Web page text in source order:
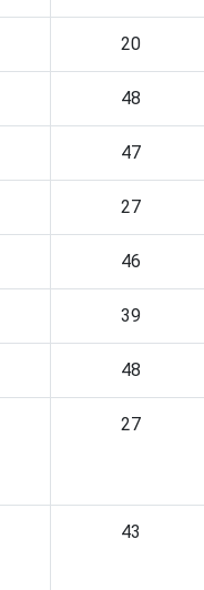
20
48
47
27
46
39
48
27
43